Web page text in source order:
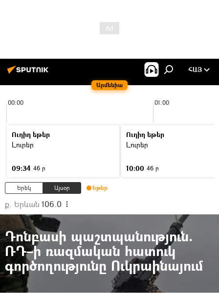
Արմենիա
ՀԱՅ
00:00 01:00
Ուղիղ եթեր
Լուրեր
09:34 46 ր
Ուղիղ եթեր
Լուրեր
10:00 46 ր
Երեկ Այսօր Եթեր
ք. Երևան 106.0
Դոնբասի պաշտպանություն.
ՌԴ–ի ռազմական հատուկ
գործողությունը Ուկրաինայում